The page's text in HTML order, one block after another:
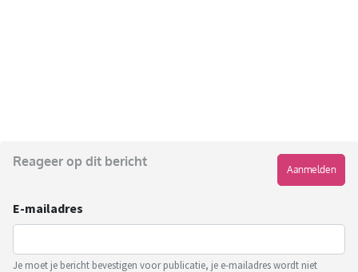
Reageer op dit bericht
Aanmelden
E-mailadres
Je moet je bericht bevestigen voor publicatie, je e-mailadres wordt niet